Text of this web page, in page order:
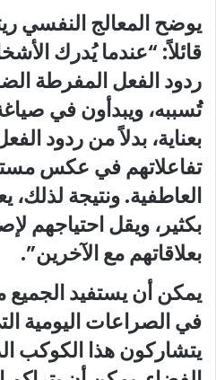
يوضح المعالج النفسي
قائلاً: “عندما يُدرك
ردود الفعل المفرطة
تُسببه، ويبدأون في
بعناية، بدلاً من ردود
تفاعلاتهم في عكس
العاطفية. ونتيجة لذلك،
بكثير، ويقل احتياجهم
بعلاقاتهم مع الآخرين”.
يمكن أن يستفيد الجميع
في الصراعات اليومية
يتشاركون هذا الكوكب